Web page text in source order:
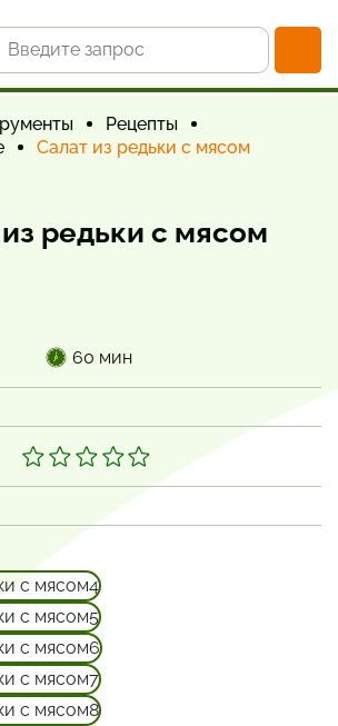
Рецепты
Салат из редьки с мясом
редьки с мясом
60 мин